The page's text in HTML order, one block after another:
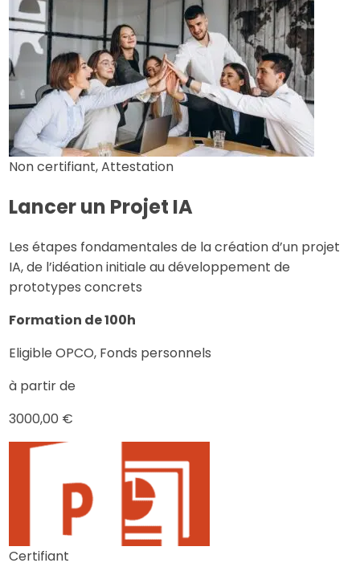
Non certifiant, Attestation
Lancer un Projet IA
Les étapes fondamentales de la création d’un projet
IA, de l’idéation initiale au développement de
prototypes concrets
Formation de 100h
Eligible OPCO, Fonds personnels
à partir de
3000,00 €
Certifiant